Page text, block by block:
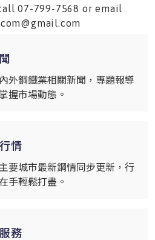
07-799-7568 or email
外鋼鐵業相關新聞，專題報導
握市場動態。
情
要城市最新鋼情同步更新，行
手輕鬆打盡。
務